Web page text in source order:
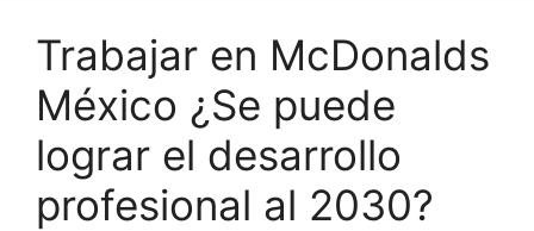
Trabajar en McDonalds
México ¿Se puede
lograr el desarrollo
profesional al 2030?